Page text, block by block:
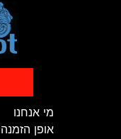
מי אנחנו
אופן הזמנה